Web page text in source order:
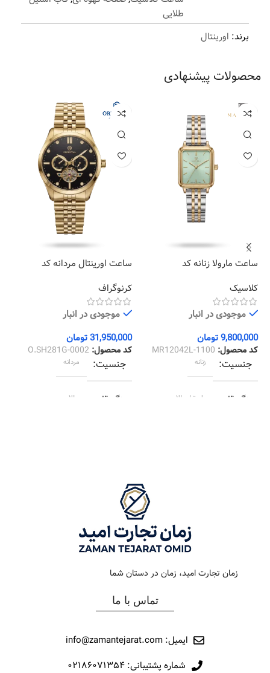
طلایی
برند: اورینتال
محصولات پیشنهادی
ساعت مارولا زنانه کد
کلاسیک
موجودی در انبار
9,800,000تومان
کد محصول: MR12042L-1100
جنسیت زنانه
رنگ قاب استیل طلایی
کلاسیک
رفرانس 12042
ساعت اورینتال مردانه کد
کرنوگراف
موجودی در انبار
31,950,000تومان
کد محصول: O.SH281G-0002
جنسیت مردانه
رنگ قاب طلایی
جنس بند
نوع ساعت
رفرانس
برند
زمان تجارت امید، زمان در دستان شما
تماس با ما
ایمیل: info@zamantejarat.com
شماره پشتیبانی: ۰۲۱۸۶۰۷۱۳۵۴